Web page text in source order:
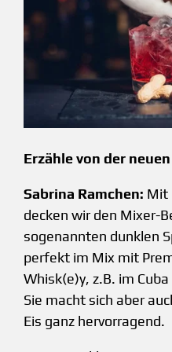
Erzähle von der
Sabrina Ramchen: Mit
decken wir den Mixer-
sogenannten dunklen
perfekt im Mix mit
Whisk(e)y, z.B. im
Sie macht sich aber
Eis ganz hervorragend.